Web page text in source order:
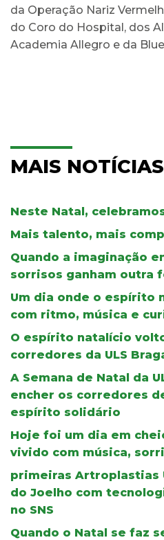
da Operação Nariz
do Coro do Hospital, dos
Academia Allegro e da
MAIS NOTÍCIAS
Neste Natal,
Mais talento, mais
Quando a imaginação
sorrisos ganham outra
Um dia onde o espírito
com ritmo, música e
O espírito natalício
corredores da ULS
A Semana de Natal da
encher os corredores
espírito solidário
Hoje foi um dia em
vivido com música,
primeiras Artroplastias
do Joelho com
no SNS
Quando o Natal se faz